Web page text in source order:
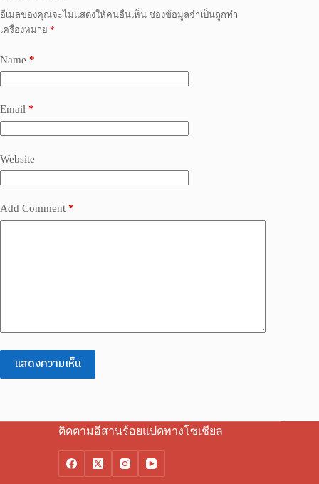
อีเมลของคุณจะไม่แสดงให้คนอื่นเห็น ช่องข้อมูลจำเป็นถูกทำ
เครื่องหมาย *
Name *
Email *
Website
Add Comment *
แสดงความเห็น
ติดตามอีสานร้อยแปดทางโซเชียล